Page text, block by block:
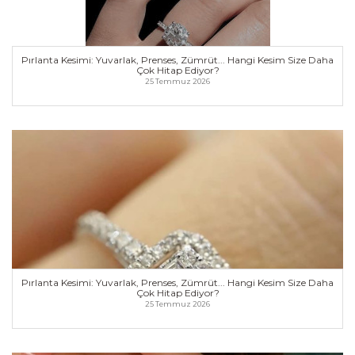
💎 Pırlanta Kesimi: Yuvarlak, Prenses, Zümrüt...
Hangi Kesim Size Daha Çok Hitap Ediyor? 💍✨ Hey
Br...
https://www.dugunnotu.com/forum-post/pirlanta-
daha-cok-hitap-ediyor
Pırlanta Kesimi: Yuvarlak, Prenses, Zümrüt... Hangi
Kesim Size Daha Çok Hitap Ediyor?
💎 Pırlanta Kesimi: Yuvarlak, Prenses, Zümrüt...
Hangi Kesim Size Daha Çok Hitap Ediyor? 💍✨ Hey
Br...
https://www.dugunnotu.com/forum-post/pirlanta-
daha-cok-hitap-ediyor
Pırlanta Kesimi: Yuvarlak, Prenses, Zümrüt... Hangi Kesim Size Daha
Çok Hitap Ediyor?
25 Temmuz 2026
Pırlanta Kesimi: Yuvarlak, Prenses, Zümrüt... Hangi Kesim Size Daha
Çok Hitap Ediyor?
25 Temmuz 2026